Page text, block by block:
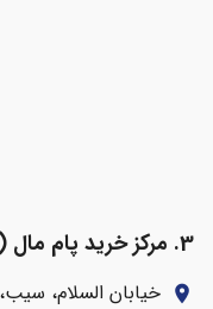
3. مرکز خرید پام مال (
location_on خیابان السلام،